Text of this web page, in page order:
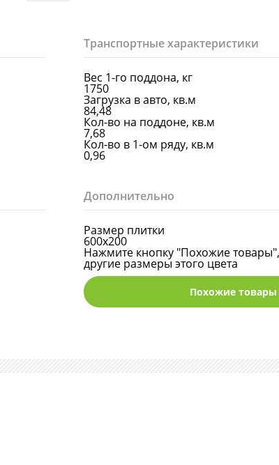
Транспортные характеристики
Вес 1-го поддона, кг
1750
Загрузка в авто, кв.м
84,48
Кол-во на поддоне, кв.м
7,68
Кол-во в 1-ом ряду, кв.м
0,96
Дополнительно
Размер плитки
600х200
Нажмите кнопку "Похожие
другие размеры этого цвета
Похожие товары